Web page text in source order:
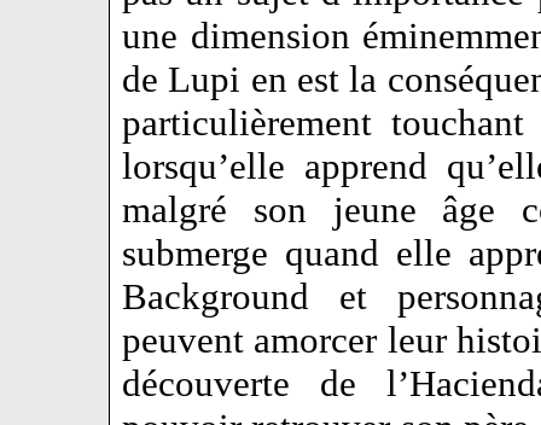
une dimension
de Lupi en est la
particulièrement
lorsqu’elle apprend
malgré son jeune âge
submerge quand elle
Background et
peuvent amorcer leur
découverte de